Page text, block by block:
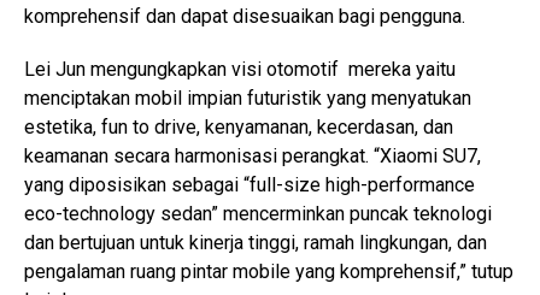
komprehensif dan dapat disesuaikan bagi pengguna.
Lei Jun mengungkapkan visi otomotif mereka yaitu
menciptakan mobil impian futuristik yang menyatukan
estetika, fun to drive, kenyamanan, kecerdasan, dan
keamanan secara harmonisasi perangkat. “Xiaomi SU7,
yang diposisikan sebagai “full-size high-performance
eco-technology sedan” mencerminkan puncak teknologi
dan bertujuan untuk kinerja tinggi, ramah lingkungan, dan
pengalaman ruang pintar mobile yang komprehensif,” tutup